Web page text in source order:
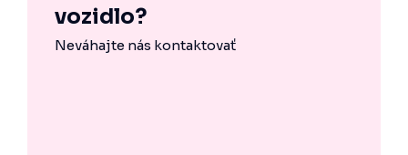
vozidlo?
Neváhajte nás kontaktovať